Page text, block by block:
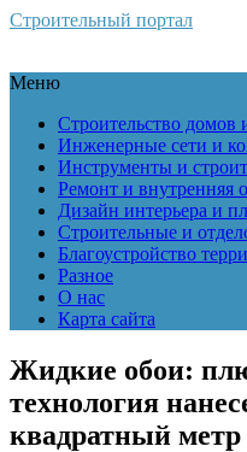
Строительный портал
Меню
Строительство домов
Инженерные сети и
Инструменты и
Ремонт и внутренняя
Дизайн интерьера и
Строительные и
Благоустройство
Разное
О нас
Карта сайта
Жидкие обои:
технология
квадратный метр